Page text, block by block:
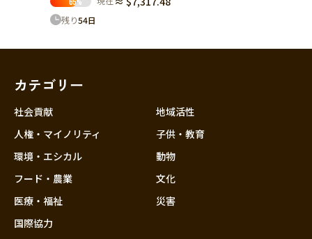
65%
残り54日
カテゴリー
社会貢献
人権・マイノリティ
環境・エシカル
フード・農業
医療・福祉
国際協力
地域活性
子供・教育
動物
文化
災害